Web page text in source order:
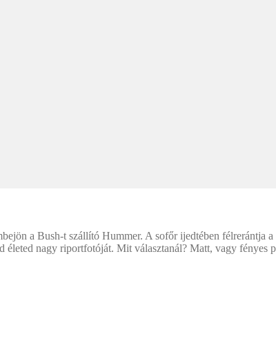
a Bush-t szállító Hummer. A sofőr ijedtében félrerántja
nagy riportfotóját. Mit választanál? Matt, vagy fényes